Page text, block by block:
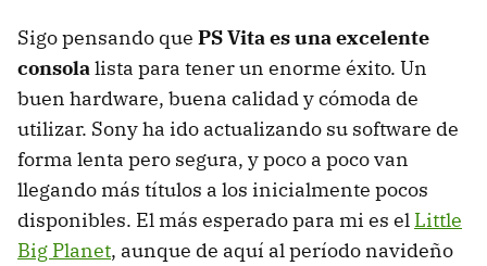
Sigo pensando que PS Vita es una excelente
consolalista para tener un enorme éxito. Un
buen hardware, buena calidad y cómoda de
utilizar. Sony ha ido actualizando su software de
forma lenta pero segura, y poco a poco van
llegando más títulos a los inicialmente pocos
disponibles. El más esperado para mi es el Little
Big Planet, aunque de aquí al período navideño